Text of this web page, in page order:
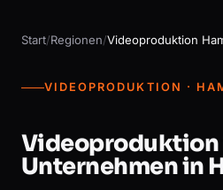
Start/Regionen/Videoproduktion
VIDEOPRODUKTION ·
Videoproduktion
Unternehmen in